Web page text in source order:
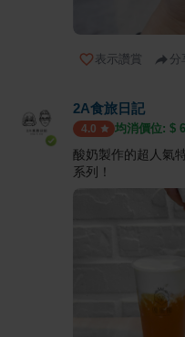
表示讚賞 分
2A食旅日記
4.0 均消價位: $
酸奶製作的超人氣
系列！